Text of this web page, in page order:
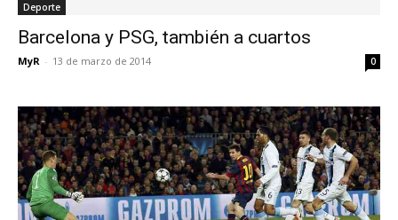
Deporte
Barcelona y PSG, también a cuartos
MyR - 13 de marzo de 2014 0